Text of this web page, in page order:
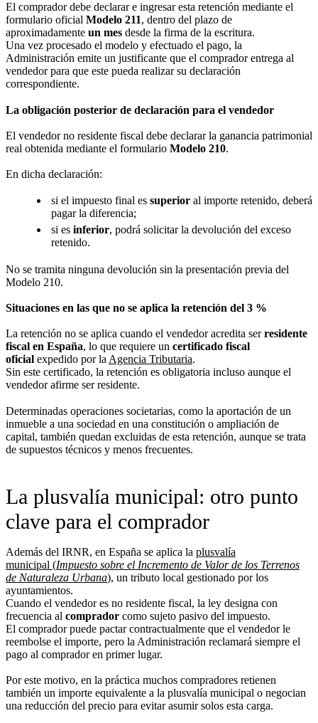
El comprador debe declarar e ingresar esta retención mediante el
formulario oficial Modelo 211, dentro del plazo de
aproximadamente un mes desde la firma de la escritura.
Una vez procesado el modelo y efectuado el pago, la
Administración emite un justificante que el comprador entrega al
vendedor para que este pueda realizar su declaración
correspondiente.
La obligación posterior de declaración para el vendedor
El vendedor no residente fiscal debe declarar la ganancia patrimonial
real obtenida mediante el formulario Modelo 210.
En dicha declaración:
si el impuesto final es superior al importe retenido, deberá
pagar la diferencia;
si es inferior, podrá solicitar la devolución del exceso
retenido.
No se tramita ninguna devolución sin la presentación previa del
Modelo 210.
Situaciones en las que no se aplica la retención del 3 %
La retención no se aplica cuando el vendedor acredita serresidente
fiscal en España, lo que requiere un certificado fiscal
oficial expedido por la Agencia Tributaria.
Sin este certificado, la retención es obligatoria incluso aunque el
vendedor afirme ser residente.
Determinadas operaciones societarias, como la aportación de un
inmueble a una sociedad en una constitución o ampliación de
capital, también quedan excluidas de esta retención, aunque se trata
de supuestos técnicos y menos frecuentes.
La plusvalía municipal: otro punto
clave para el comprador
Además del IRNR, en España se aplica la plusvalía
municipal (Impuesto sobre el Incremento de Valor de los Terrenos
de Naturaleza Urbana), un tributo local gestionado por los
ayuntamientos.
Cuando el vendedor es no residente fiscal, la ley designa con
frecuencia al comprador como sujeto pasivo del impuesto.
El comprador puede pactar contractualmente que el vendedor le
reembolse el importe, pero la Administración reclamará siempre el
pago al comprador en primer lugar.
Por este motivo, en la práctica muchos compradores retienen
también un importe equivalente a la plusvalía municipal o negocian
una reducción del precio para evitar asumir solos esta carga.